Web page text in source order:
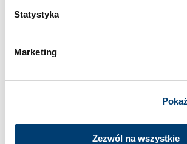
w Polityce prywatności
Polityce
Statystyka
Marketing
Zezwól na wszystkie
Numer artykułu